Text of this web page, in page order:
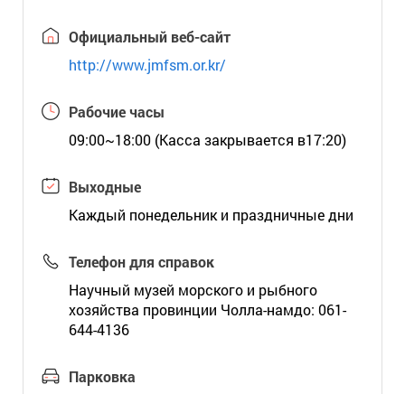
Официальный веб-сайт
http://www.jmfsm.or.kr/
Рабочие часы
09:00~18:00 (Касса закрывается в17:20)
Выходные
Каждый понедельник и праздничные дни
Телефон для справок
Научный музей морского и рыбного
хозяйства провинции Чолла-намдо: 061-
644-4136
Парковка